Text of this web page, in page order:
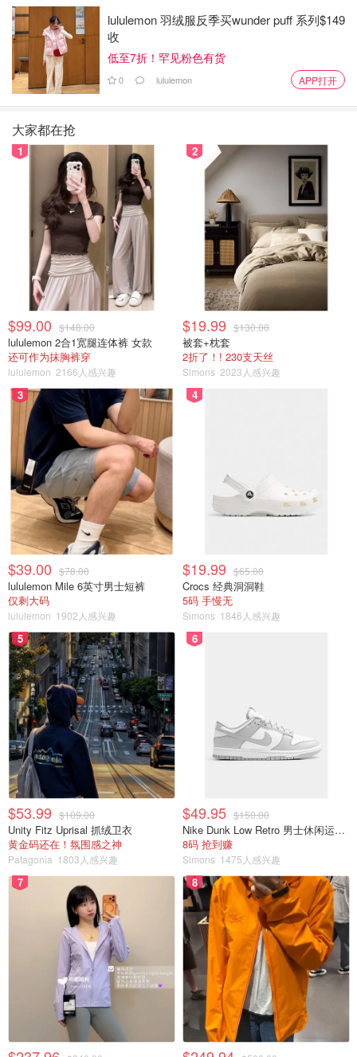
lululemon 羽绒服反季买wunder puff 系列$149
收
低至7折！罕见粉色有货
0 lululemon APP打开
大家都在抢
1
$99.00 $148.00
lululemon 2合1宽腿连体裤 女款
还可作为抹胸裤穿
lululemon 2166人感兴趣
2
$19.99 $130.00
被套+枕套
2折了！! 230支天丝
Simons 2023人感兴趣
3
$39.00 $78.00
lululemon Mile 6英寸男士短裤
仅剩大码
lululemon 1902人感兴趣
4
$19.99 $65.00
Crocs 经典洞洞鞋
5码 手慢无
Simons 1846人感兴趣
5
$53.99 $109.00
Unity Fitz Uprisal 抓绒卫衣
黄金码还在！氛围感之神
Patagonia 1803人感兴趣
6
$49.95 $150.00
Nike Dunk Low Retro 男士休闲运动鞋
8码 抢到赚
Simons 1475人感兴趣
7 8